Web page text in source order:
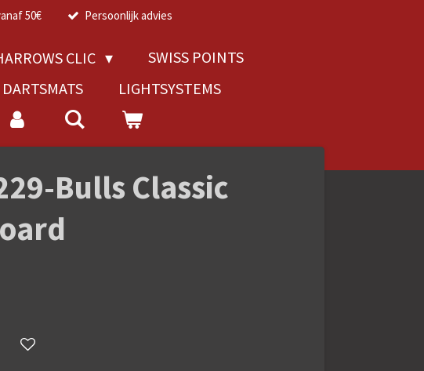
50€ Persoonlijk advies
CLIC
SWISS POINTS
DARTSMATS
LIGHTSYSTEMS
Bulls Classic